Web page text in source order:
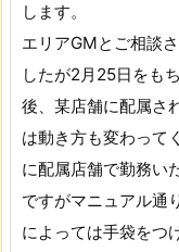
します。
エリアGMとご相談
したが2月25日をも
後、某店舗に配属さ
は動き方も変わって
に配属店舗で勤務い
ですがマニュアル通
によっては手袋をつ